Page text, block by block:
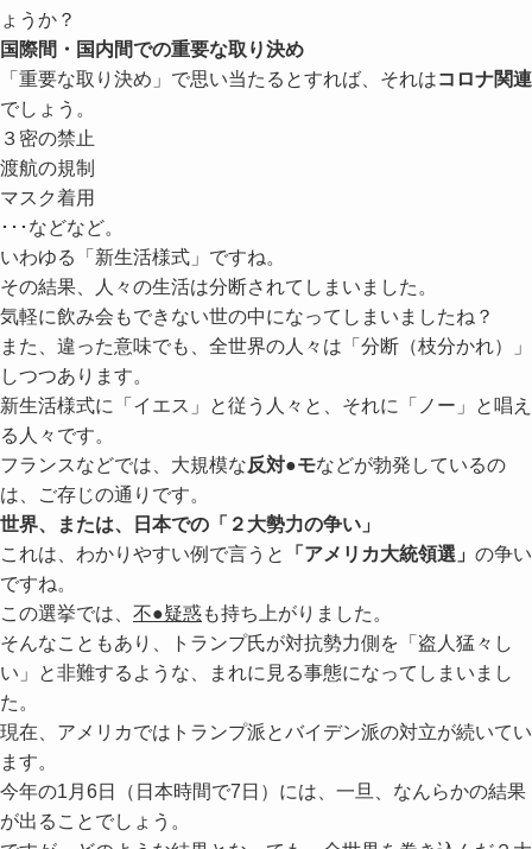
ょうか？
国際間・国内間での重要な取り決め
「重要な取り決め」で思い当たるとすれば、それはコロナ関連
でしょう。
３密の禁止
渡航の規制
マスク着用
･･･などなど。
いわゆる
「新生活様式」 ですね。
その結果、人々の生活は分断されてしまいました。
気軽に飲み会もできない世の中になってしまいましたね？
また、違った意味でも、全世界の人々は「分断（枝分かれ）」
しつつあります。
新生活様式に「イエス」と従う人々と、それに「ノー」と唱え
る人々です。
フランスなどでは、大規模な反対●モなどが勃発しているの
は、ご存じの通りです。
世界、または、日本での「２大勢力の争い」
これは、わかりやすい例で言うと
「アメリカ大統領選」 の争い
ですね。
この選挙では、 不●疑惑も持ち上がりました。
そんなこともあり、トランプ氏が対抗勢力側を「盗人猛々し
い」と非難するような、まれに見る事態になってしまいまし
た。
現在、アメリカではトランプ派とバイデン派の対立が続いてい
ます。
今年の1月6日（日本時間で7日）には、一旦、なんらかの結果
が出ることでしょう。